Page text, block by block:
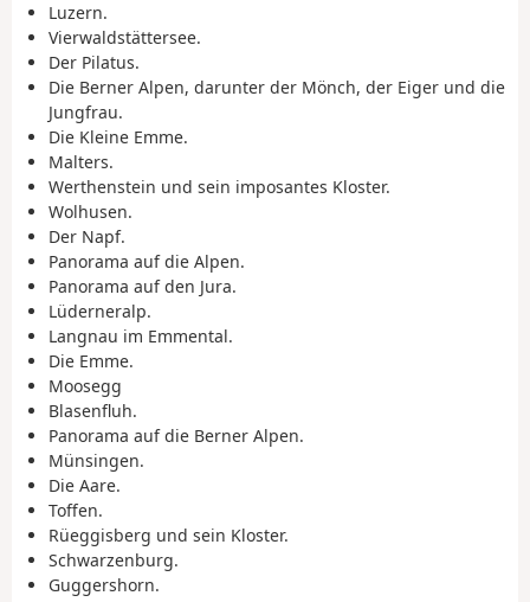
Luzern.
Vierwaldstättersee.
Der Pilatus.
Die Berner Alpen, darunter der Mönch, der Eiger und die
Jungfrau.
Die Kleine Emme.
Malters.
Werthenstein und sein imposantes Kloster.
Wolhusen.
Der Napf.
Panorama auf die Alpen.
Panorama auf den Jura.
Lüderneralp.
Langnau im Emmental.
Die Emme.
Moosegg
Blasenfluh.
Panorama auf die Berner Alpen.
Münsingen.
Die Aare.
Toffen.
Rüeggisberg und sein Kloster.
Schwarzenburg.
Guggershorn.